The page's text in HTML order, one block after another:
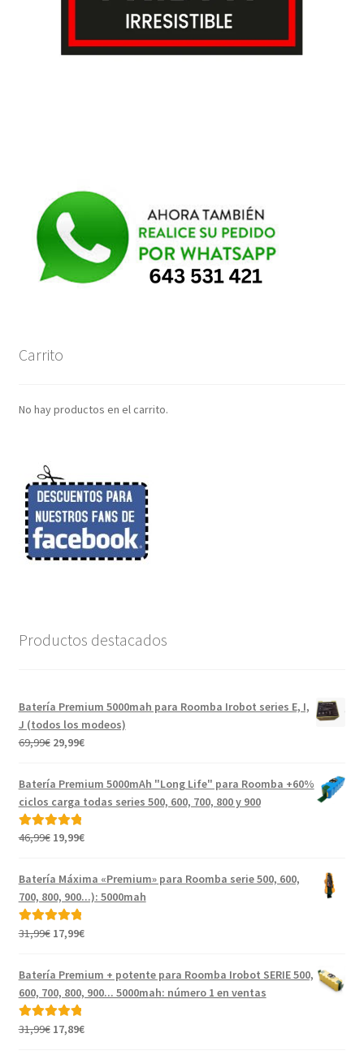
Carrito
No hay productos en el carrito.
Productos destacados
Batería Premium 5000mah para Roomba Irobot series E, I,
J (todos los modeos)
69,99€ El
original
69,99€.
29,99€El
actual
es:
Batería Premium 5000mAh "Long Life" para Roomba +60%
ciclos carga todas series 500, 600, 700, 800 y 900
Valorado con
46,99€ El
original
era:
46,99€.
19,99€El
actual
es:
Batería Máxima «Premium» para Roomba serie 500, 600,
700, 800, 900...): 5000mah
Valorado con
31,99€ El
original
era:
31,99€.
17,99€El
actual
es:
Batería Premium + potente para Roomba Irobot SERIE 500,
600, 700, 800, 900... 5000mah: número 1 en ventas
Valorado con
31,99€ El
17,89€El